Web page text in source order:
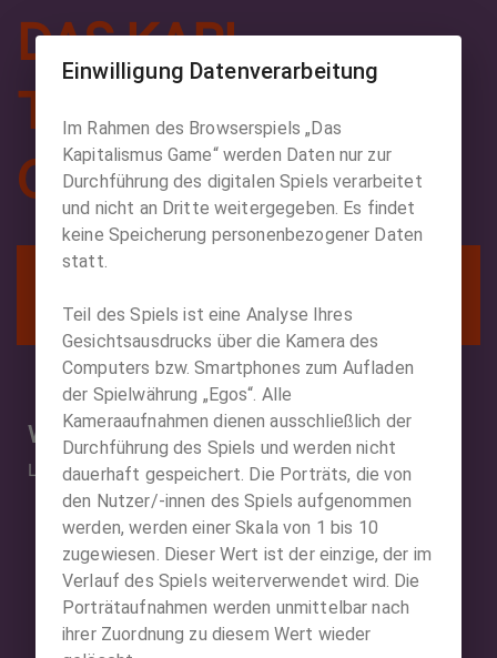
DAS KAPI
TALISMUS
GAME
0Egos
Warenkorb
Lade dein Ego-Konto auf, um die Exponate zu shoppen
EGOS VERDIENEN
QUITTUNG ERHALTEN
Einwilligung Datenverarbeitung
Im Rahmen des Browserspiels „Das
Kapitalismus Game“ werden Daten nur zur
Durchführung des digitalen Spiels verarbeitet
und nicht an Dritte weitergegeben. Es findet
keine Speicherung personenbezogener Daten
statt.
Teil des Spiels ist eine Analyse Ihres
Gesichtsausdrucks über die Kamera des
Computers bzw. Smartphones zum Aufladen
der Spielwährung „Egos“. Alle
Kameraaufnahmen dienen ausschließlich der
Durchführung des Spiels und werden nicht
dauerhaft gespeichert. Die Porträts, die von
den Nutzer/-innen des Spiels aufgenommen
werden, werden einer Skala von 1 bis 10
zugewiesen. Dieser Wert ist der einzige, der im
Verlauf des Spiels weiterverwendet wird. Die
Porträtaufnahmen werden unmittelbar nach
ihrer Zuordnung zu diesem Wert wieder